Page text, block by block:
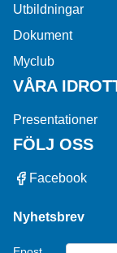
Utbildningar
Dokument
Myclub
VÅRA
Presentationer
FÖLJ OSS
Facebook
Nyhetsbrev